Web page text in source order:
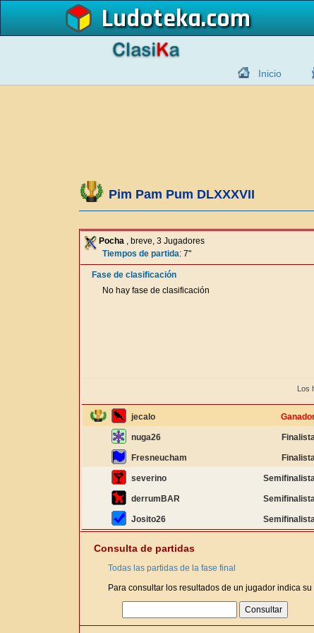
Ludoteka
Inicio
Pim Pam Pum DLXXXVII
Pocha , breve, 3 Jugadores
Tiempos de partida: 7"
Fase de clasificación
No hay fase de clasificación
Los
jecalo
nuga26
Fresneucham
severino
derrumBAR
Josito26
Consulta de partidas
Todas las partidas de la fase final
Para consultar los resultados de un jugador indica su